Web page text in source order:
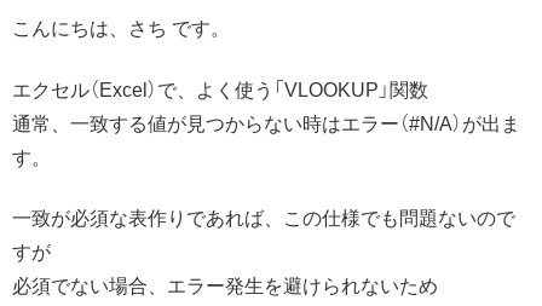
こんにちは、さち です。
エクセル（Excel）で、よく使う「VLOOKUP」関数
通常、一致する値が見つからない時はエラー（#N/A）が出ま
す。
一致が必須な表作りであれば、この仕様でも問題ないので
すが
必須でない場合、エラー発生を避けられないため